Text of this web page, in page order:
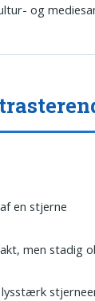
og
en stjerne
men stadig